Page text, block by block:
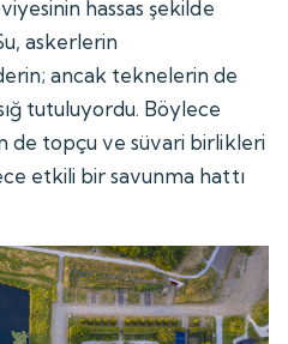
hassas şekilde
askerlerin
ancak teknelerin de
tutuluyordu. Böylece
de topçu ve süvari birlikleri
etkili bir savunma hattı